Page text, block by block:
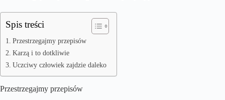
Spis treści
Przestrzegajmy przepisów
Karzą i to dotkliwie
Uczciwy człowiek zajdzie daleko
Przestrzegajmy przepisów